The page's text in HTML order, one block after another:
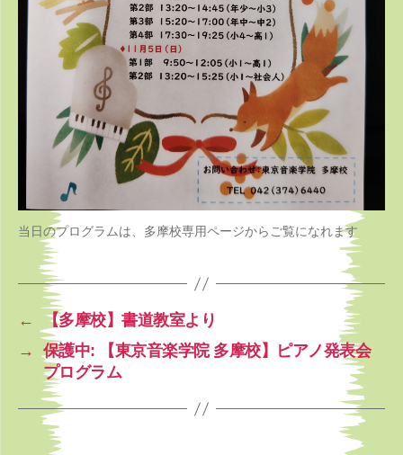
当日のプログラムは、多摩校専用ページからご覧になれます
←
【多摩校】書道教室より
→
保護中: 【東京音楽学院 多摩校】ピアノ発表会
プログラム